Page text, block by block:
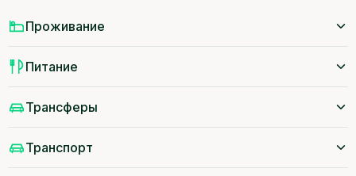
Проживание
Питание
Трансферы
Транспорт